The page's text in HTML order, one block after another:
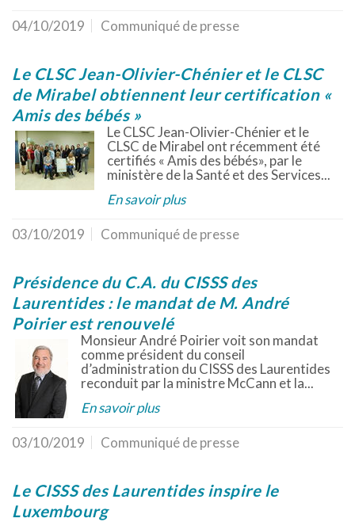
04/10/2019 Communiqué de presse
Le CLSC Jean-Olivier-Chénier et le CLSC
de Mirabel obtiennent leur certification «
Amis des bébés »
Le CLSC Jean-Olivier-Chénier et le
CLSC de Mirabel ont récemment été
certifiés « Amis des bébés», par le
ministère de la Santé et des Services...
En savoir plus
03/10/2019 Communiqué de presse
Présidence du C.A. du CISSS des
Laurentides : le mandat de M. André
Poirier est renouvelé
Monsieur André Poirier voit son mandat
comme président du conseil
d’administration du CISSS des Laurentides
reconduit par la ministre McCann et la...
En savoir plus
03/10/2019 Communiqué de presse
Le CISSS des Laurentides inspire le
Luxembourg